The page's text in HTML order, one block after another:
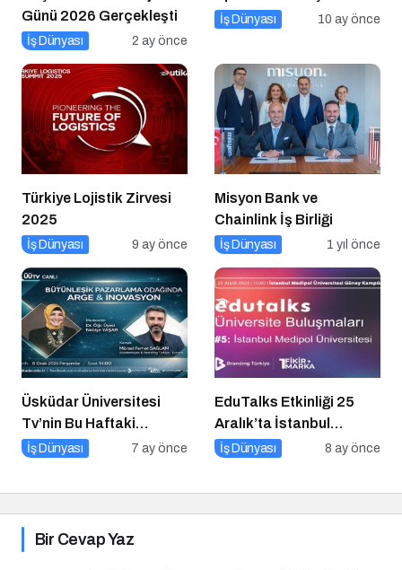
Günü 2026 Gerçekleşti
İş Dünyası 2 ay önce
İş Dünyası 10 ay önce
Türkiye Lojistik Zirvesi
2025
İş Dünyası 9 ay önce
Misyon Bank ve
Chainlink İş Birliği
İş Dünyası 1 yıl önce
Üsküdar Üniversitesi
Tv’nin Bu Haftaki
Konuğu Mürsel Ferhat
İş Dünyası 7 ay önce
EduTalks Etkinliği 25
Aralık’ta İstanbul
Medipol
İş Dünyası 8 ay önce
Bir Cevap Yaz